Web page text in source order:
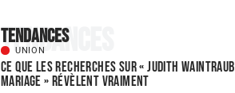
Tendances
Tendances
UNION
Ce que les recherches sur « judith Waintraub
mariage » révèlent vraiment